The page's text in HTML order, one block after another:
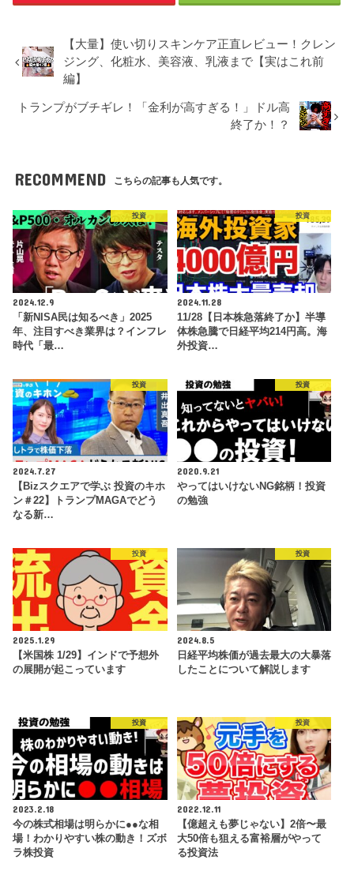
【大量】使い切りスキンケア正直レビュー！クレン
ジング、化粧水、美容液、乳液まで【実はこれ前
編】
トランプがブチギレ！「金利が高すぎる！」ドル高
終了か！？
RECOMMEND こちらの記事も人気です。
投資
2024.12.9
「新NISA民は知るべき」2025
年、注目すべき業界は？インフレ
時代「最…
投資
2024.11.28
11/28【日本株急落終了か】半導
体株急騰で日経平均214円高。海
外投資…
投資
2024.7.27
【Bizスクエアで学ぶ 投資のキホ
ン＃22】トランプMAGAでどう
なる新…
投資
2020.9.21
やってはいけないNG銘柄！投資
の勉強
投資
2025.1.29
【米国株 1/29】インドで予想外
の展開が起こっています
投資
2024.8.5
日経平均株価が過去最大の大暴落
したことについて解説します
投資
2023.2.18
今の株式相場は明らかに●●な相
場！わかりやすい株の動き！ズボ
ラ株投資
投資
2022.12.11
【億超えも夢じゃない】2倍〜最
大50倍も狙える富裕層がやって
る投資法